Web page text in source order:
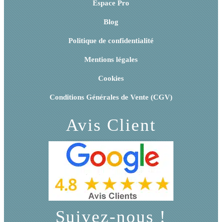
Espace Pro
Blog
Politique de confidentialité
Mentions légales
Cookies
Conditions Générales de Vente (CGV)
Avis Client
Suivez-nous !